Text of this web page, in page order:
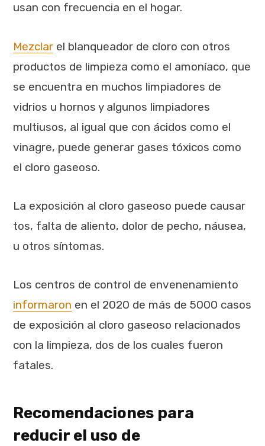
usan con frecuencia en el hogar.
Mezclar el blanqueador de cloro con otros
productos de limpieza como el amoníaco, que
se encuentra en muchos limpiadores de
vidrios u hornos y algunos limpiadores
multiusos, al igual que con ácidos como el
vinagre, puede generar gases tóxicos como
el cloro gaseoso.
La exposición al cloro gaseoso puede causar
tos, falta de aliento, dolor de pecho, náusea,
u otros síntomas.
Los centros de control de envenenamiento
informaron en el 2020 de más de 5000 casos
de exposición al cloro gaseoso relacionados
con la limpieza, dos de los cuales fueron
fatales.
Recomendaciones para
reducir el uso de